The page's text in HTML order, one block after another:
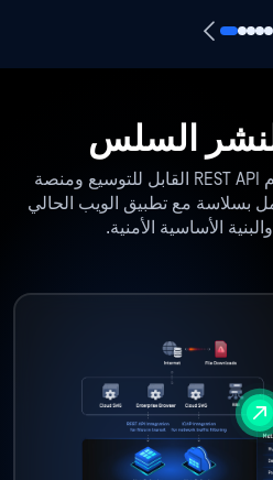
السلس
يمكنك النشر من خلال نظام REST API القابل للتوسيع ومنصة
بسلاسة مع تطبيق الويب الحالي
الأساسية الأمنية.